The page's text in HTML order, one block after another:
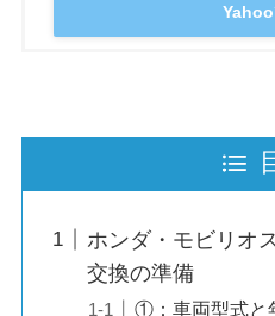
ホンダ・モビリオ
交換の準備
①：車両型式と